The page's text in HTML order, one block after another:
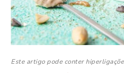
Este artigo pode conter